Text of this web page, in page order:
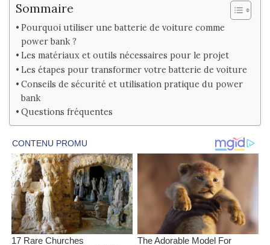
Sommaire
Pourquoi utiliser une batterie de voiture comme
power bank ?
Les matériaux et outils nécessaires pour le projet
Les étapes pour transformer votre batterie de voiture
Conseils de sécurité et utilisation pratique du power
bank
Questions fréquentes